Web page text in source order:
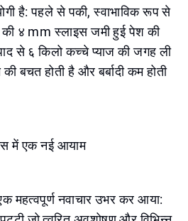
है: पहले से पकी, स्वाभाविक रूप से
की ४ mm स्लाइस जमी हुई पेश की
से ६ किलो कच्चे प्याज की जगह ली
बचत होती है और बर्बादी कम होती
में एक नई आयाम
महत्वपूर्ण नवाचार उभर कर आया: